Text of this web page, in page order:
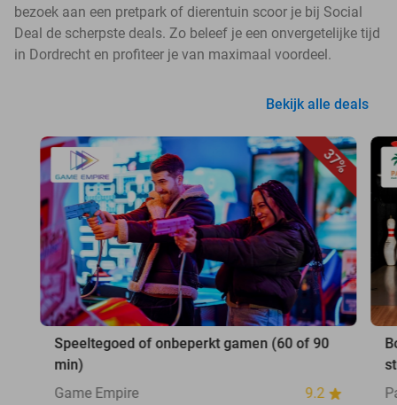
bezoek aan een pretpark of dierentuin scoor je bij Social
Deal de scherpste deals. Zo beleef je een onvergetelijke tijd
in Dordrecht en profiteer je van maximaal voordeel.
Bekijk alle deals
37%
Speeltegoed of onbeperkt gamen (60 of 90
min)
Game Empire
9.2